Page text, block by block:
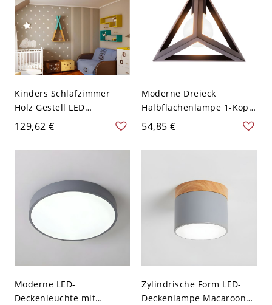
Kinders Schlafzimmer
Holz Gestell LED
Deckenlampe Wolke
Metall Macaron Farbe
Schirm 1-Licht
Weißlicht
129,62 €
Moderne Dreieck
Halbflächenlampe 1-Kopf
Eisen Deckenleuchte in
Grau für Schlafzimmer
54,85 €
Moderne LED-
Deckenleuchte mit
Zylindrische Form LED-
Deckenlampe Macaroon